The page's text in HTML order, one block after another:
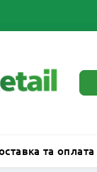
та оплата